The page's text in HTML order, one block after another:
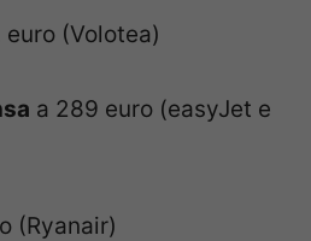
euro (Volotea)
a 289 euro (easyJet e
(Ryanair)